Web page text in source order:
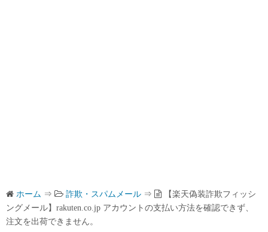
ホーム ⇒ 詐欺・スパムメール ⇒
【楽天偽装詐欺フィッシ
ングメール】rakuten.co.jp アカウントの支払い方法を確認できず、
注文を出荷できません。